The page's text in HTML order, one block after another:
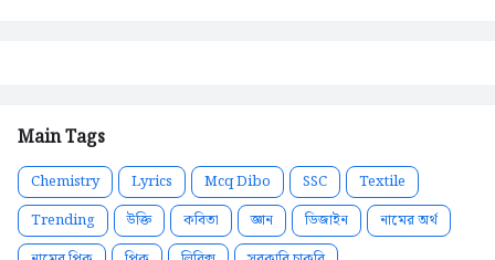
Main Tags
Chemistry Lyrics Mcq Dibo SSC
Textile
Trending
উক্তি কবিতা জ্ঞান ডিজাইন
নামের অর্থ